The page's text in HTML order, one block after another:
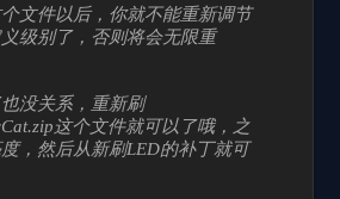
文件以后，你就不能重新调节
级别了，否则将会无限重
没关系，重新刷
这个文件就可以了哦，之
，然后从新刷LED的补丁就可